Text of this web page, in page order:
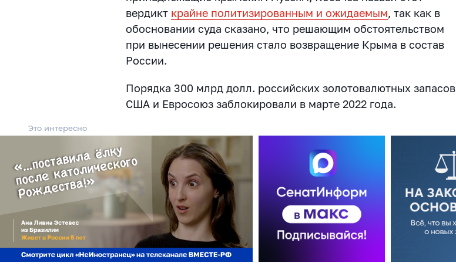
вердикт крайне политизированным и ожидаемым, так как в
обосновании суда сказано, что решающим обстоятельством
при вынесении решения стало возвращение Крыма в состав
России.
Порядка 300 млрд долл. российских золотовалютных запасов
США и Евросоюз заблокировали в марте 2022 года.
Это интересно